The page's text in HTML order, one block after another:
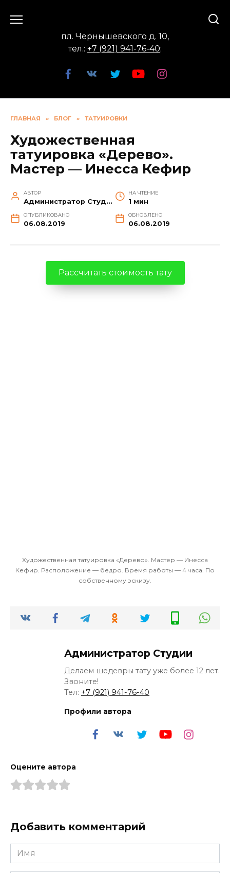
пл. Чернышевского д. 10,
тел.: +7 (921) 941-76-40;
ГЛАВНАЯ » БЛОГ » ТАТУИРОВКИ
Художественная
татуировка «Дерево».
Мастер — Инесса Кефир
АВТОР
Администратор Студии
НА ЧТЕНИЕ
1 мин
ОПУБЛИКОВАНО
06.08.2019
ОБНОВЛЕНО
06.08.2019
Рассчитать стоимость тату
Художественная татуировка «Дерево». Мастер — Инесса
Кефир. Расположение — бедро. Время работы — 4 часа. По
собственному эскизу.
Администратор Студии
Делаем шедевры тату уже более 12 лет.
Звоните!
Тел: +7 (921) 941-76-40
Профили автора
Оцените автора
Добавить комментарий
Имя
*